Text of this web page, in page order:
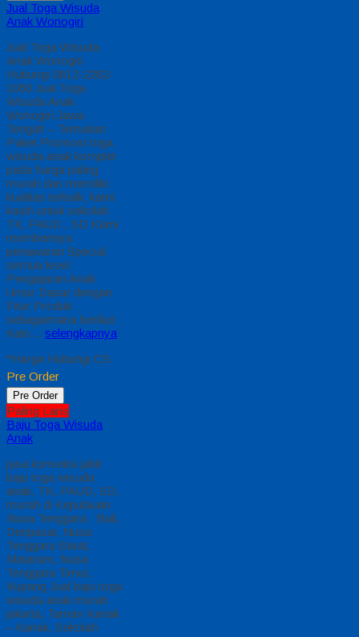
Jual Toga Wisuda
Anak Wonogiri
Jual Toga Wisuda
Anak Wonogiri
Hubungi 0812-2282-
1060 Jual Toga
Wisuda Anak
Wonogiri Jawa
Tengah – Temukan
Paket Promosi toga
wisuda anak komplet
pada harga paling
murah dan memiliki
kualitas terbaik, kami
kasih untuk sekolah
TK, PAUD , SD Kami
memberinya
penawaran Special
semua level
Pengajaran Anak
Umur Dasar dengan
Fitur Produk
sebagaimana berikut :
Kain… selengkapnya
*Harga Hubungi CS
Pre Order
Pre Order
Paling Laris
Baju Toga Wisuda
Anak
jasa konveksi jahit
baju toga wisuda
anak, TK, PAUD, SD,
murah di Kepulauan
Nusa Tenggara : Bali,
Denpasar, Nusa
Tenggara Barat,
Mataram, Nusa
Tenggara Timur,
Kupang Jual baju toga
wisuda anak murah
jakarta, Taman Kanak
– Kanak, Sekolah